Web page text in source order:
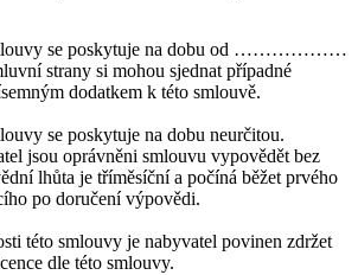
se poskytuje na dobu od ………………
strany si mohou sjednat případné
dodatkem k této smlouvě.
se poskytuje na dobu neurčitou.
jsou oprávněni smlouvu vypovědět bez
lhůta je tříměsíční a počíná běžet prvého
po doručení výpovědi.
této smlouvy je nabyvatel povinen zdržet
dle této smlouvy.